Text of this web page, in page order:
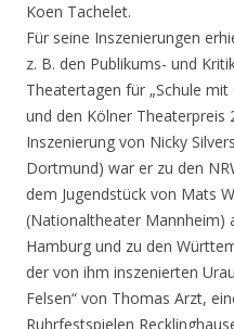
Koen Tachelet.
Für seine Inszenierungen
z. B. den Publikums- und
Theatertagen für „Schule mit
und den Kölner Theaterpreis
Inszenierung von Nicky
Dortmund) war er zu den
dem Jugendstück von Mats
(Nationaltheater Mannheim)
Hamburg und zu den
der von ihm inszenierten
Felsen“ von Thomas Arzt,
Ruhrfestspielen